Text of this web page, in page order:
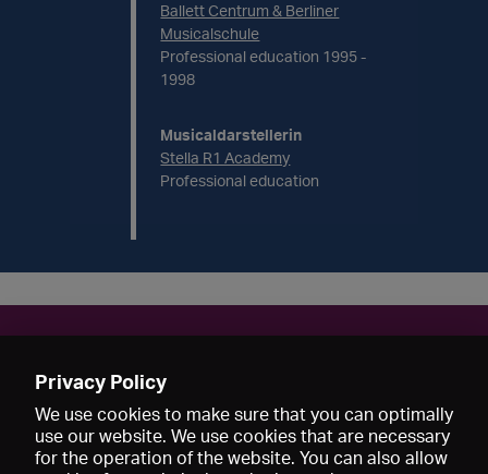
Ballett Centrum & Berliner
Musicalschule
Professional education 1995 -
1998
Musicaldarstellerin
Stella R1 Academy
Professional education
melanie.koschorz@web.de
Privacy Policy
We use cookies to make sure that you can optimally
use our website. We use cookies that are necessary
for the operation of the website. You can also allow